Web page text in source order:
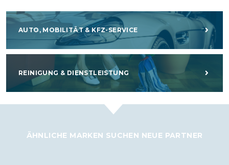
AUTO, MOBILITÄT & KFZ-SERVICE
REINIGUNG & DIENSTLEISTUNG
ÄHNLICHE MARKEN SUCHEN NEUE PARTNER